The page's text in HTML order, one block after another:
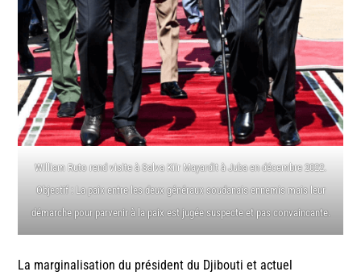
William Ruto rend visite à Salva Kiir Mayardit à Juba en décembre 2022.
Objectif : La paix entre les deux généraux soudanais ennemis mais leur
démarche pour parvenir à la paix est jugée suspecte et pas convaincante.
La marginalisation du président du Djibouti et actuel